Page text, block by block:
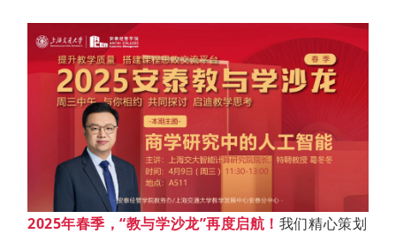
2025年春季，“教与学沙龙”再度启航！ 我们精心策划